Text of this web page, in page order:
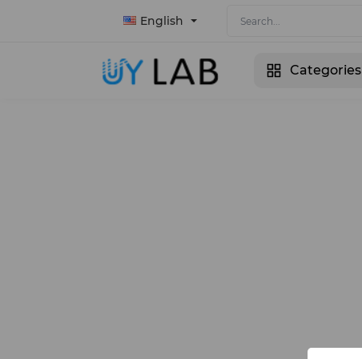
English
Categories